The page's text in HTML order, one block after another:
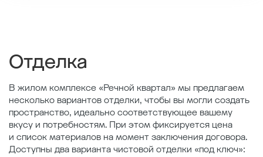
Отделка
В жилом комплексе «Речной квартал» мы предлагаем
несколько вариантов отделки, чтобы вы могли создать
пространство, идеально соответствующее вашему
вкусу и потребностям. При этом фиксируется цена
и список материалов на момент заключения договора.
Доступны два варианта чистовой отделки «под ключ»: